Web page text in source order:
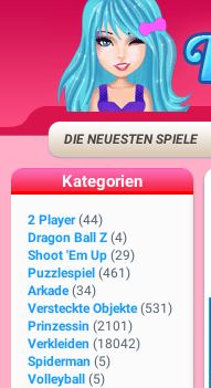
DIE NEUESTEN SPIELE
Kategorien
2 Player (44)
Dragon Ball Z (4)
Shoot 'Em Up (29)
Puzzlespiel (461)
Arkade (34)
Versteckte Objekte (531)
Prinzessin (2101)
Verkleiden (18042)
Spiderman (5)
Volleyball
(5)